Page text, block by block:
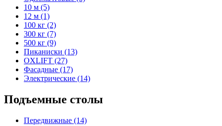
10 м (5)
12 м (1)
100 кг (2)
300 кг (7)
500 кг (9)
Пиканиски (13)
OXLIFT (27)
Фасадные (17)
Электрические (14)
Подъемные столы
Передвижные (14)